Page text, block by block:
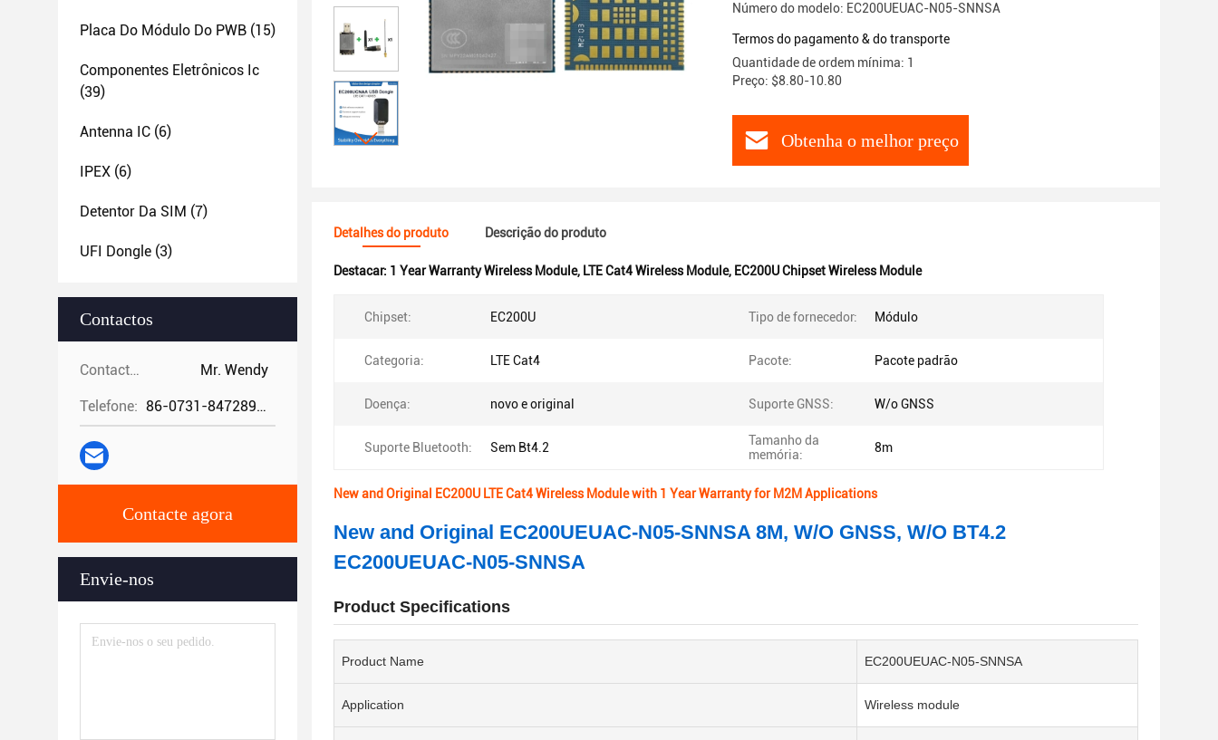
Placa Do Módulo Do PWB (15)
Componentes Eletrônicos Ic
(39)
Antenna IC (6)
IPEX (6)
Detentor Da SIM (7)
UFI Dongle (3)
Contactos
Contactos: Mr. Wendy
Telefone: 86-0731-84728962
Contacte agora
Envie-nos
Número do modelo: EC200UEUAC-N05-SNNSA
Termos do pagamento & do transporte
Quantidade de ordem mínima: 1
Preço: $8.80-10.80
Obtenha o melhor preço
Detalhes do produto Descrição do produto
Destacar: 1 Year Warranty Wireless Module, LTE Cat4 Wireless Module, EC200U Chipset Wireless Module
Chipset: EC200U Tipo de fornecedor: Módulo
Categoria: LTE Cat4 Pacote: Pacote padrão
Doença: novo e original Suporte GNSS: W/o GNSS
Suporte Bluetooth: Sem Bt4.2
Tamanho da
memória:
8m
New and Original EC200U LTE Cat4 Wireless Module with 1 Year Warranty for M2M Applications
New and Original EC200UEUAC-N05-SNNSA 8M, W/O GNSS, W/O BT4.2
EC200UEUAC-N05-SNNSA
Product Specifications
Product Name EC200UEUAC-N05-SNNSA
Application Wireless module